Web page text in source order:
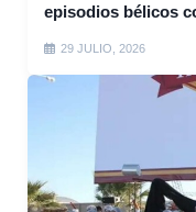
episodios bélicos
29 JULIO, 2026